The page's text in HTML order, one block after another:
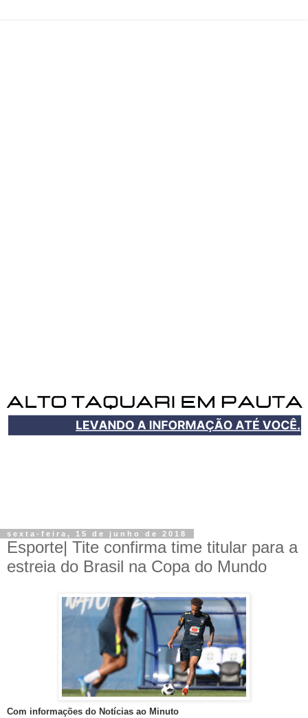
sexta-feira, 15 de junho de 2018
Esporte| Tite confirma time titular para a
estreia do Brasil na Copa do Mundo
Com informações do Notícias ao Minuto